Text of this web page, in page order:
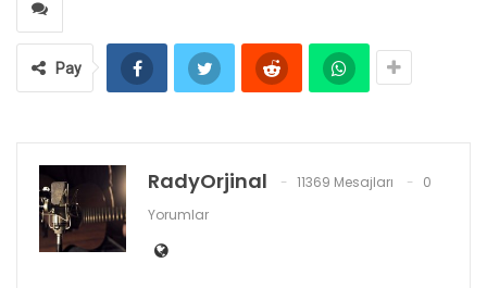
Pay
RadyOrjinal 11369 Mesajları
0
Yorumlar